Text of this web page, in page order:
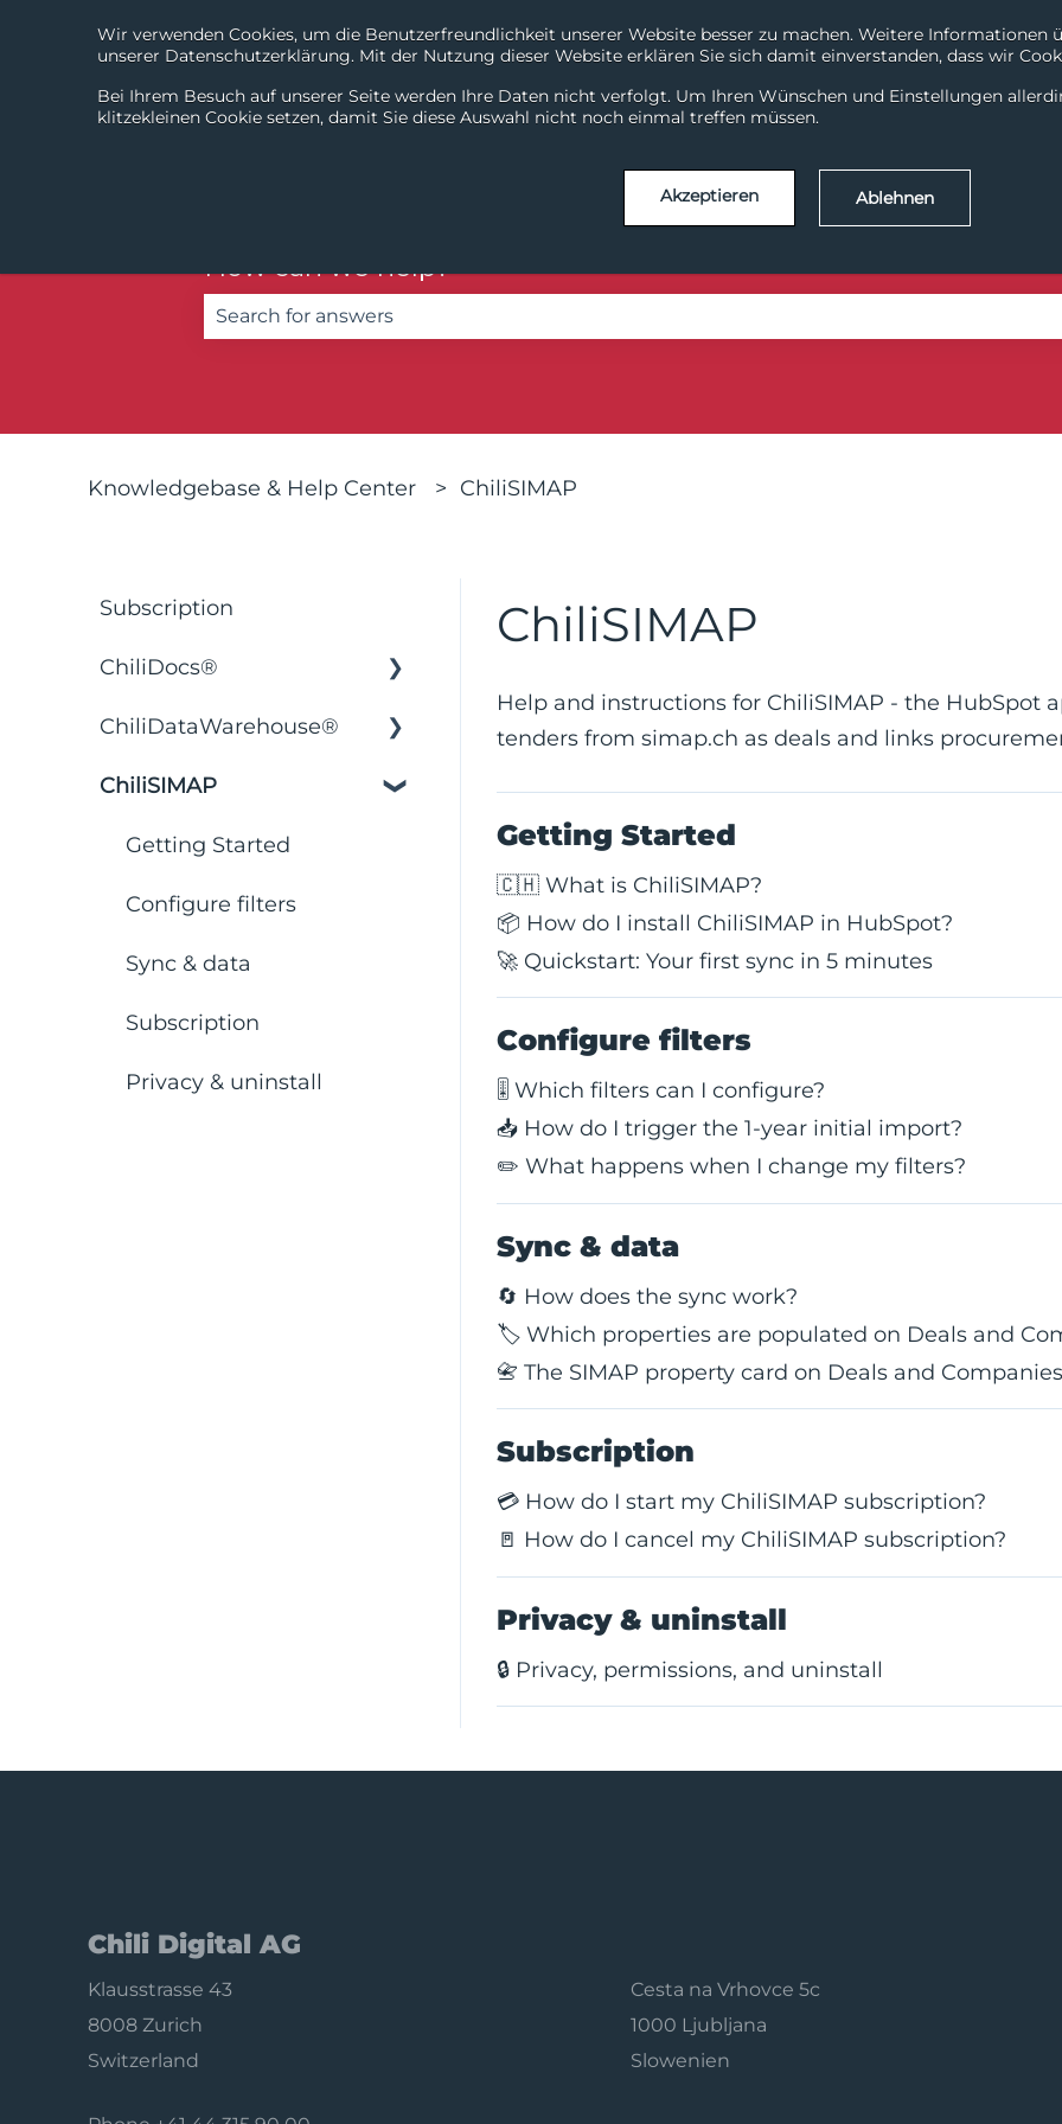
Wir verwenden Cookies, um die Benutzerfreundlichkeit unserer Website besser zu machen. Weitere Informationen
unserer Datenschutzerklärung. Mit der Nutzung dieser Website erklären Sie sich damit einverstanden, dass wir
Bei Ihrem Besuch auf unserer Seite werden Ihre Daten nicht verfolgt. Um Ihren Wünschen und Einstellungen
klitzekleinen Cookie setzen, damit Sie diese Auswahl nicht noch einmal treffen müssen.
Akzeptieren Ablehnen
System Health Support
ChiliDataHub ChiliDataWarehouse
How can we help?
Knowledgebase & Help Center ChiliSIMAP
ChiliSIMAP
Help and instructions for ChiliSIMAP - the HubSpot
tenders from simap.ch as deals and links
Getting Started
🇨🇭 What is ChiliSIMAP?
📦 How do I install ChiliSIMAP in HubSpot?
🚀 Quickstart: Your first sync in 5 minutes
Configure filters
🎚️ Which filters can I configure?
📥 How do I trigger the 1-year initial import?
✏️ What happens when I change my filters?
Sync & data
🔄 How does the sync work?
🏷️ Which properties are populated on Deals and
📇 The SIMAP property card on Deals and Companies
Subscription
💳 How do I start my ChiliSIMAP subscription?
🚪 How do I cancel my ChiliSIMAP subscription?
Privacy & uninstall
🔒 Privacy, permissions, and uninstall
Subscription
ChiliDocs®
Installation & Setup
Licensing & Pricing
Security & Privacy
Document Creation &
ChiliDataWarehouse®
Installation & Setup
Integration with business
ChiliSIMAP
Getting Started
Configure filters
Sync & data
Subscription
Privacy & uninstall
Chili Digital AG
Klausstrasse 43
8008 Zurich
Switzerland
Cesta na Vrhovce 5c
1000 Ljubljana
Slowenien